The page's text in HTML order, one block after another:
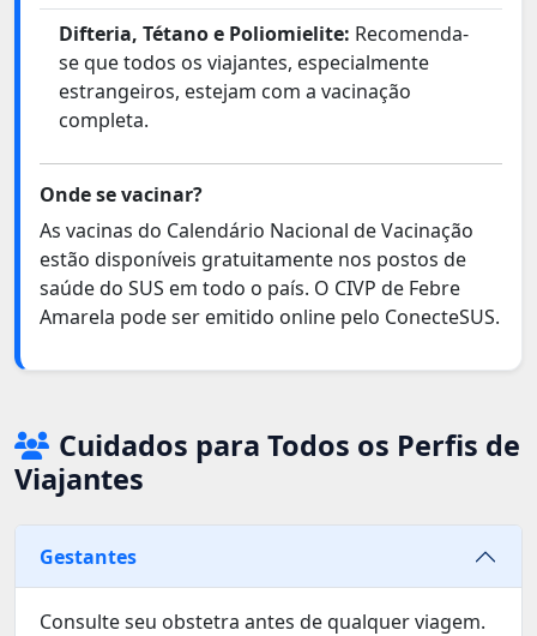
Difteria, Tétano e Poliomielite: Recomenda-
se que todos os viajantes, especialmente
estrangeiros, estejam com a vacinação
completa.
Onde se vacinar?
As vacinas do Calendário Nacional de Vacinação
estão disponíveis gratuitamente nos postos de
saúde do SUS em todo o país. O CIVP de Febre
Amarela pode ser emitido online pelo ConecteSUS.
Cuidados para Todos os Perfis de
Viajantes
Gestantes
Consulte seu obstetra antes de qualquer viagem.